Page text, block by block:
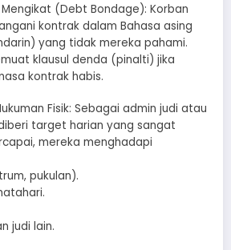
(Debt Bondage): Korban
kontrak dalam Bahasa asing
yang tidak mereka pahami.
klausul denda (pinalti) jika
kontrak habis.
Fisik: Sebagai admin judi atau
target harian yang sangat
mereka menghadapi
pukulan).
judi lain.